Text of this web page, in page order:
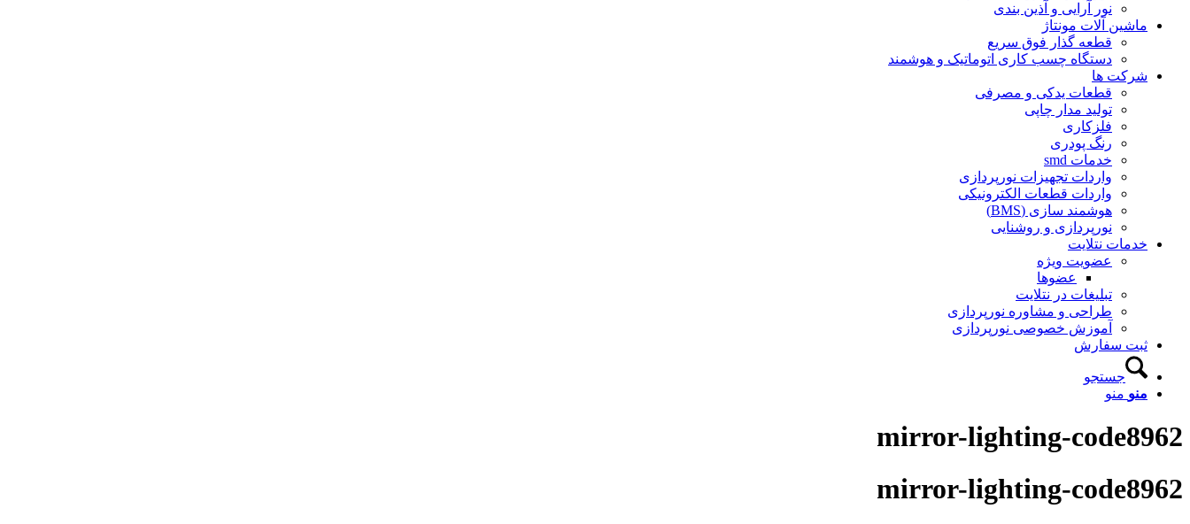
نور آرایی و آذین بندی
ماشین آلات مونتاژ
قطعه گذار فوق سریع
دستگاه چسب کاری اتوماتیک و هوشمند
شرکت ها
قطعات یدکی و مصرفی
تولید مدار چاپی
فلزکاری
رنگ پودری
خدمات smd
واردات تجهیزات نورپردازی
واردات قطعات الکترونیکی
هوشمند سازی (BMS)
نورپردازی و روشنایی
خدمات نتلایت
عضویت ویژه
عضوها
تبلیغات در نتلایت
طراحی و مشاوره نورپردازی
آموزش خصوصی نورپردازی
ثبت سفارش
جستجو
منو منو
mirror-lighting-code8962
mirror-lighting-code8962